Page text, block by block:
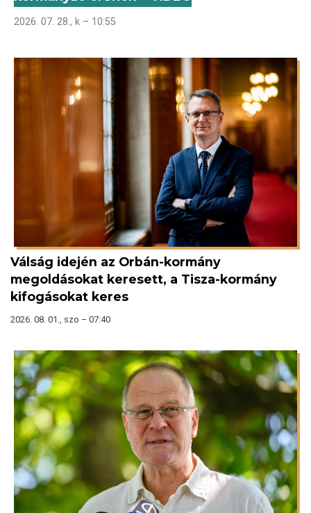
2026. 07. 28., k – 10:55
Válság idején az Orbán-kormány
megoldásokat keresett, a Tisza-kormány
kifogásokat keres
2026. 08. 01., szo – 07:40